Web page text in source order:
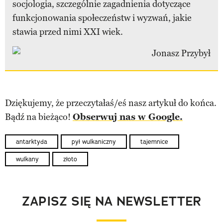
socjologia, szczególnie zagadnienia dotyczące
funkcjonowania społeczeństw i wyzwań, jakie
stawia przed nimi XXI wiek.
Dziękujemy, że przeczytałaś/eś nasz artykuł do końca.
Bądź na bieżąco! Obserwuj nas w Google.
antarktyda pył wulkaniczny tajemnice
wulkany złoto
ZAPISZ SIĘ NA NEWSLETTER